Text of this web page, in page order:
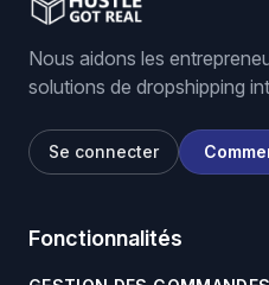
Nous aidons les
solutions de dropshipping
Se connecter
Fonctionnalités